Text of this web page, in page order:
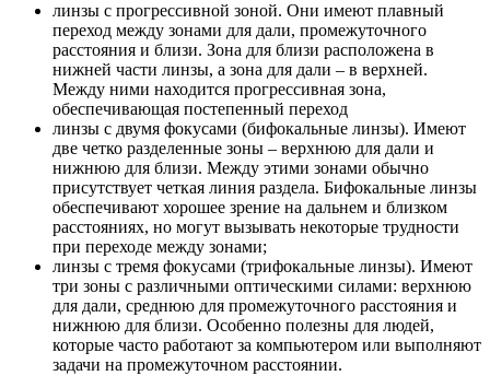
линзы с прогрессивной зоной. Они имеют плавный
переход между зонами для дали, промежуточного
расстояния и близи. Зона для близи расположена в
нижней части линзы, а зона для дали – в верхней.
Между ними находится прогрессивная зона,
обеспечивающая постепенный переход
линзы с двумя фокусами (бифокальные линзы). Имеют
две четко разделенные зоны – верхнюю для дали и
нижнюю для близи. Между этими зонами обычно
присутствует четкая линия раздела. Бифокальные линзы
обеспечивают хорошее зрение на дальнем и близком
расстояниях, но могут вызывать некоторые трудности
при переходе между зонами;
линзы с тремя фокусами (трифокальные линзы). Имеют
три зоны с различными оптическими силами: верхнюю
для дали, среднюю для промежуточного расстояния и
нижнюю для близи. Особенно полезны для людей,
которые часто работают за компьютером или выполняют
задачи на промежуточном расстоянии.